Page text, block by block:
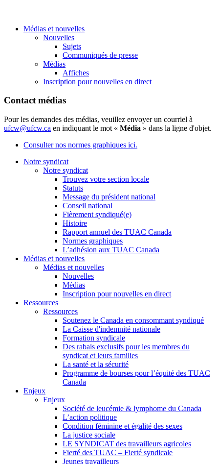
Médias et nouvelles
Nouvelles
Sujets
Communiqués de presse
Médias
Affiches
Inscription pour nouvelles en direct
Contact médias
Pour les demandes des médias, veuillez envoyer un courriel à
ufcw@ufcw.ca en indiquant le mot « Média » dans la ligne d'objet.
Consulter nos normes graphiques ici.
Notre syndicat
Notre syndicat
Trouvez votre section locale
Statuts
Message du président national
Conseil national
Fièrement syndiqué(e)
Histoire
Rapport annuel des TUAC Canada
Normes graphiques
L’adhésion aux TUAC Canada
Médias et nouvelles
Médias et nouvelles
Nouvelles
Médias
Inscription pour nouvelles en direct
Ressources
Ressources
Soutenez le Canada en consommant syndiqué
La Caisse d'indemnité nationale
Formation syndicale
Des rabais exclusifs pour les membres du
syndicat et leurs families
La santé et la sécurité
Programme de bourses pour l’équité des TUAC
Canada
Enjeux
Enjeux
Société de leucémie & lymphome du Canada
L’action politique
Condition féminine et égalité des sexes
La justice sociale
LE SYNDICAT des travailleurs agricoles
Fierté des TUAC – Fierté syndicale
Jeunes travailleurs